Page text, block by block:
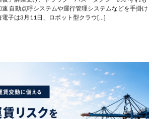
速 自動点呼システムや運行管理システムなどを手掛け
電子は3月11日、ロボット型クラウ[…]